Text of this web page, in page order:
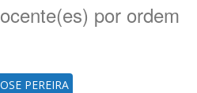
por ordem
PEREIRA